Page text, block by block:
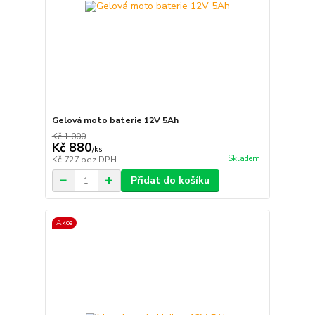
Gelová moto baterie 12V 5Ah
Kč 1 000
Kč 880/ks
Kč 727 bez DPH Skladem
Přidat do košíku
Akce